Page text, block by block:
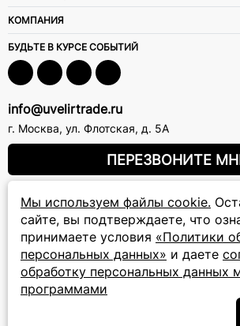
Мы используем файлы cookie.
сайте, вы подтверждаете, что
принимаете условия «Политики
персональных данных» и даете
обработку персональных данных
программами
КОМПАНИЯ
БУДЬТЕ В КУРСЕ СОБЫТИЙ
info@uvelirtrade.ru
г. Москва, ул. Флотская, д. 5А
ПЕРЕЗВОНИТЕ
8 (800) 777-72-69
прием звонков: круглосуточно
ПОДПИСКА НА РАССЫЛКУ